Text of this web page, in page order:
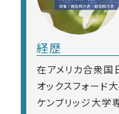
経歴
在アメリカ合衆
オックスフォード
ケンブリッジ大学